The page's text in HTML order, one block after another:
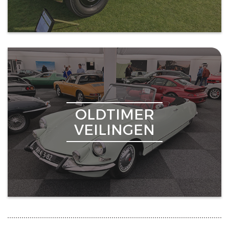
OLDTIMER
VEILINGEN